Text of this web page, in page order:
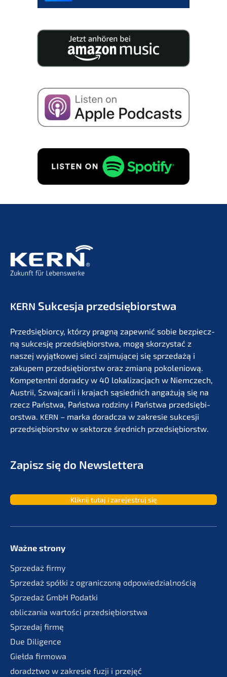
KERN Sukces­ja przedsiębiorstwa
Przedsię­bi­or­cy, którzy pragną zapew­nić sobie bezpiecz­
ną sukces­ję przedsię­bi­orst­wa, mogą skorzystać z
naszej wyjąt­ko­wej sieci zajmu­jącej się sprze­dażą i
zakupem przedsię­bi­orstw oraz zmianą pokolenio­wą.
Kompe­tent­ni dorad­cy w 40 lokali­zac­jach w Niemc­zech,
Austrii, Szwaj­ca­rii i krajach sąsied­nich angażu­ją się na
rzecz Państ­wa, Państ­wa rodzi­ny i Państ­wa przedsię­bi­
orst­wa. KERN – marka dorad­c­za w zakre­sie sukces­ji
przedsię­bi­orstw w sektor­ze średnich przedsiębiorstw.
Zapisz się do Newslettera
Kliknij tutaj i zarejes­truj się
Ważne strony
Sprze­daż firmy
Sprze­daż spółki z ogranic­zoną odpowiedzialnością
Sprze­daż GmbH Podatki
oblic­za­nia wartości przedsiębiorstwa
Sprze­daj firmę
Due Diligence
Giełda firmo­wa
doradzt­wo w zakre­sie fuzji i przejęć